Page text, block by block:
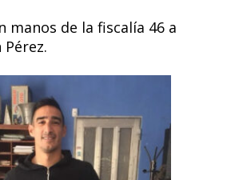
manos de la fiscalía 46 a